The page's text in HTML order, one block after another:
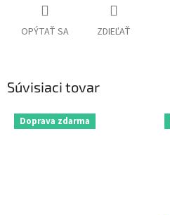
OPÝTAŤ SA ZDIEĽAŤ
Súvisiaci tovar
Doprava zdarma